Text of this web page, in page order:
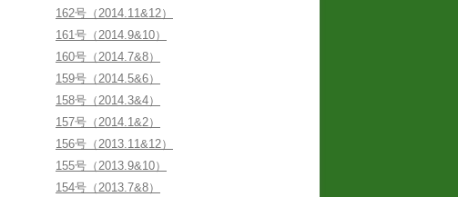
162号（2014.11&12）
161号（2014.9&10）
160号（2014.7&8）
159号（2014.5&6）
158号（2014.3&4）
157号（2014.1&2）
156号（2013.11&12）
155号（2013.9&10）
154号（2013.7&8）